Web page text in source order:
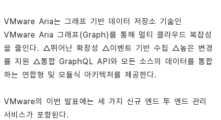
VMware Aria는 그래프 기반 데이터 저장소 기술인
VMware Aria 그래프(Graph)를 통해 멀티 클라우드 복잡성
을 줄인다. △뛰어난 확장성 △이벤트 기반 수집 △높은 변경
률 지원 △통합 GraphQL API와 모든 소스의 데이터를 통합
하는 연합형 및 모듈식 아키텍처를 제공한다.
VMware의 이번 발표에는 세 가지 신규 엔드 투 엔드 관리
서비스가 포함된다.